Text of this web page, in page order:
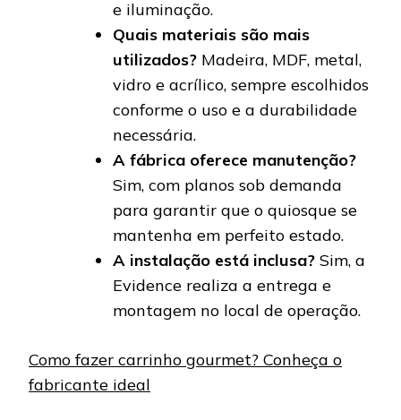
e iluminação.
Quais materiais são mais
utilizados? Madeira, MDF, metal,
vidro e acrílico, sempre escolhidos
conforme o uso e a durabilidade
necessária.
A fábrica oferece manutenção?
Sim, com planos sob demanda
para garantir que o quiosque se
mantenha em perfeito estado.
A instalação está inclusa? Sim, a
Evidence realiza a entrega e
montagem no local de operação.
Como fazer carrinho gourmet? Conheça o
fabricante ideal